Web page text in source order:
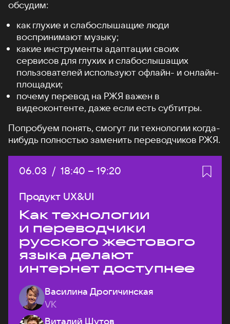
обсудим:
как глухие и слабослышащие люди
воспринимают музыку;
какие инструменты адаптации своих
сервисов для глухих и слабослышащих
пользователей используют офлайн- и онлайн-
площадки;
почему перевод на РЖЯ важен в
видеоконтенте, даже если есть субтитры.
Попробуем понять, смогут ли технологии когда-
нибудь полностью заменить переводчиков РЖЯ.
Дата:
06.03 / Начало:
18:40 – Конец:
19:20
Продукт UX&UI
Как технологии
и переводчики
русского жестового
языка делают
интернет доступнее
Василина Дрогичинская
VK
Виталий Шутов